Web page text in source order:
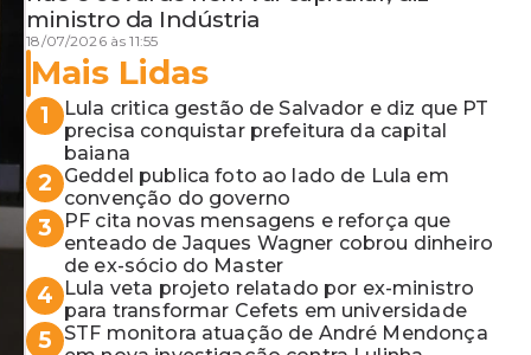
ministro da Indústria
18/07/2026 às 11:55
Mais Lidas
1
Lula critica gestão de Salvador e diz que PT
precisa conquistar prefeitura da capital
baiana
2
Geddel publica foto ao lado de Lula em
convenção do governo
3
PF cita novas mensagens e reforça que
enteado de Jaques Wagner cobrou dinheiro
de ex-sócio do Master
4
Lula veta projeto relatado por ex-ministro
para transformar Cefets em universidade
5
STF monitora atuação de André Mendonça